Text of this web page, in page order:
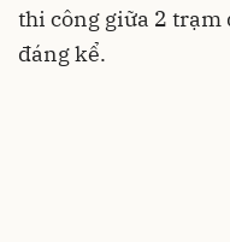
thi công giữa 2 trạm
đáng kể.